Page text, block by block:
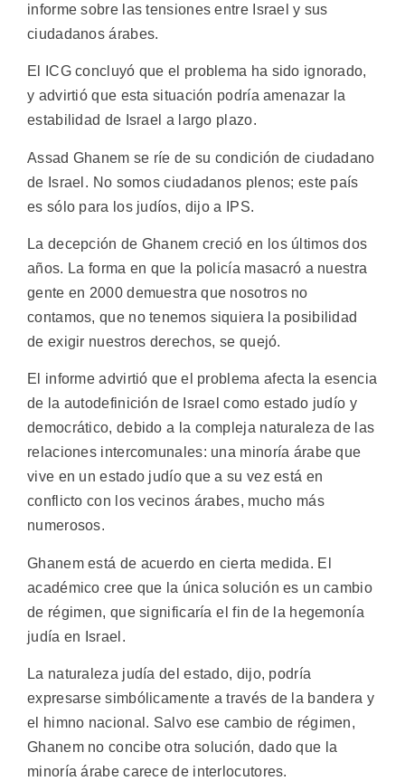
informe sobre las tensiones entre Israel y sus
ciudadanos árabes.
El ICG concluyó que el problema ha sido ignorado,
y advirtió que esta situación podría amenazar la
estabilidad de Israel a largo plazo.
Assad Ghanem se ríe de su condición de ciudadano
de Israel. No somos ciudadanos plenos; este país
es sólo para los judíos, dijo a IPS.
La decepción de Ghanem creció en los últimos dos
años. La forma en que la policía masacró a nuestra
gente en 2000 demuestra que nosotros no
contamos, que no tenemos siquiera la posibilidad
de exigir nuestros derechos, se quejó.
El informe advirtió que el problema afecta la esencia
de la autodefinición de Israel como estado judío y
democrático, debido a la compleja naturaleza de las
relaciones intercomunales: una minoría árabe que
vive en un estado judío que a su vez está en
conflicto con los vecinos árabes, mucho más
numerosos.
Ghanem está de acuerdo en cierta medida. El
académico cree que la única solución es un cambio
de régimen, que significaría el fin de la hegemonía
judía en Israel.
La naturaleza judía del estado, dijo, podría
expresarse simbólicamente a través de la bandera y
el himno nacional. Salvo ese cambio de régimen,
Ghanem no concibe otra solución, dado que la
minoría árabe carece de interlocutores.